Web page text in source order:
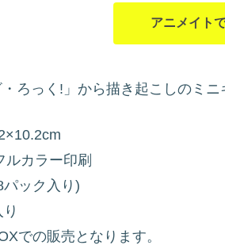
アニメイト
・ろっく!」から描き起こしのミ
ルカラー印刷
ック入り)
での販売となります。